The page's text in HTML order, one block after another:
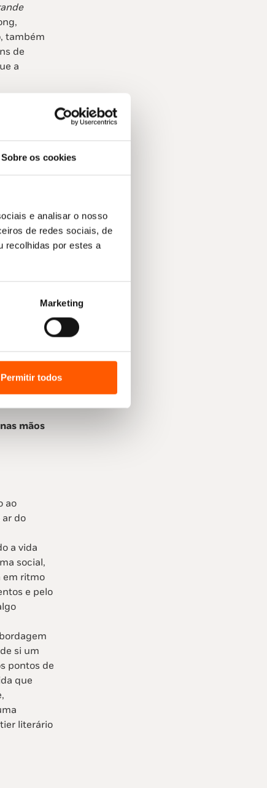
Sobre os cookies
e analisar o nosso
de redes sociais, de
recolhidas por estes a
Marketing
Permitir todos
também
de
a
com uma
as suas
pais
a
já
do seu
a
mãos
ao
do
a vida
social,
em ritmo
e pelo
si um
pontos de
que
literário